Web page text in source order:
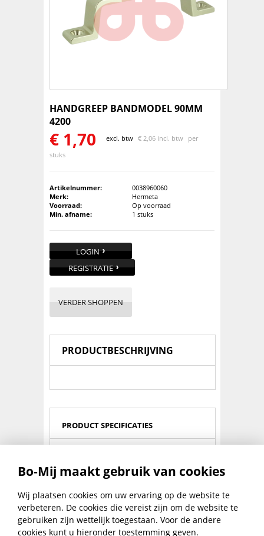
HANDGREEP BANDMODEL 90MM
4200
€ 1,70 excl. btw € 2,06 incl. btw per
stuks
Artikelnummer:
0038960060
Merk:
Hermeta
Voorraad:
Op voorraad
Min. afname:
1 stuks
LOGIN
REGISTRATIE
VERDER SHOPPEN
PRODUCTBESCHRIJVING
PRODUCT SPECIFICATIES
Oppervlaktebehandeling:geëloxeerd (F2)
Uitvoering:
Afmeting (mm): 90
Model:4200
Bo-Mij maakt gebruik van cookies
Wij plaatsen cookies om uw ervaring op de website te
verbeteren. De cookies die vereist zijn om de website te
gebruiken zijn wettelijk toegestaan. Voor de andere
cookies kunt u hieronder toestemming geven.